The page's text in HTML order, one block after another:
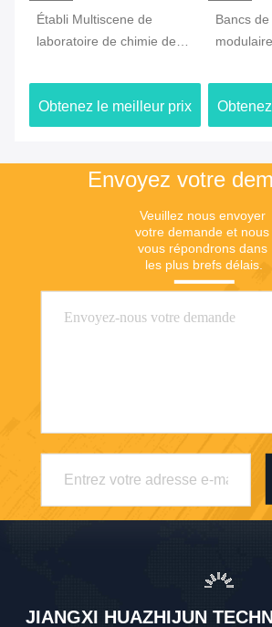
prix
Bancs de laboratoire
modulaires résistants
antirouille de stockage
l'anti
Obtenez le meilleur prix
Envoyez votre
Veuillez nous envoyer
votre demande et nous
vous répondrons dans
les plus brefs délais.
JIANGXI HUAZHIJUN